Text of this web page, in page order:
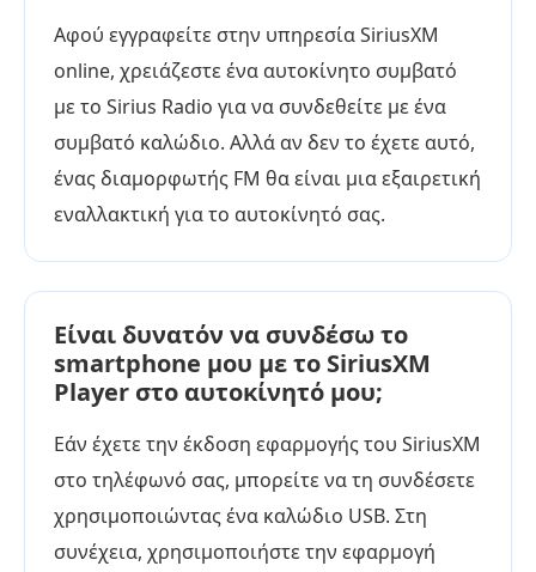
Αφού εγγραφείτε στην υπηρεσία SiriusXM
online, χρειάζεστε ένα αυτοκίνητο συμβατό
με το Sirius Radio για να συνδεθείτε με ένα
συμβατό καλώδιο. Αλλά αν δεν το έχετε αυτό,
ένας διαμορφωτής FM θα είναι μια εξαιρετική
εναλλακτική για το αυτοκίνητό σας.
Είναι δυνατόν να συνδέσω το
smartphone μου με το SiriusXM
Player στο αυτοκίνητό μου;
Εάν έχετε την έκδοση εφαρμογής του SiriusXM
στο τηλέφωνό σας, μπορείτε να τη συνδέσετε
χρησιμοποιώντας ένα καλώδιο USB. Στη
συνέχεια, χρησιμοποιήστε την εφαρμογή